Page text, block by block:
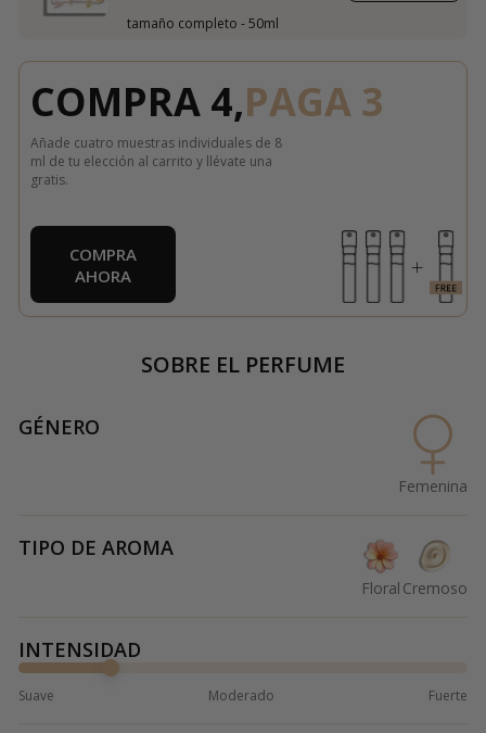
tamaño completo - 50ml
COMPRA 4,PAGA 3
Añade cuatro muestras individuales de 8
ml de tu elección al carrito y llévate una
gratis.
COMPRA
AHORA
SOBRE EL PERFUME
GÉNERO
Femenina
TIPO DE AROMA
Floral Cremoso
INTENSIDAD
Suave Moderado Fuerte